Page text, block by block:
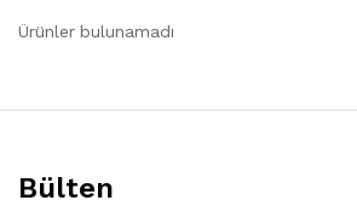
Ürünler bulunamadı
Bülten